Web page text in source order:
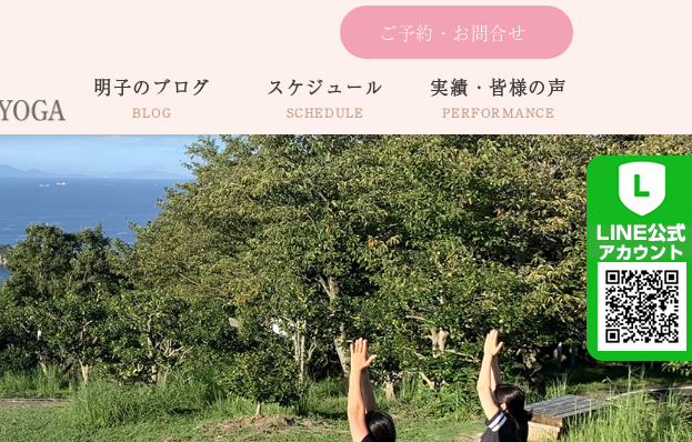
ご予約・お問合せ
明子のブログ
BLOG
スケジュール
SCHEDULE
実績・皆様の声
PERFORMANCE